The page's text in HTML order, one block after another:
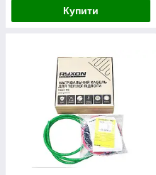
Купити